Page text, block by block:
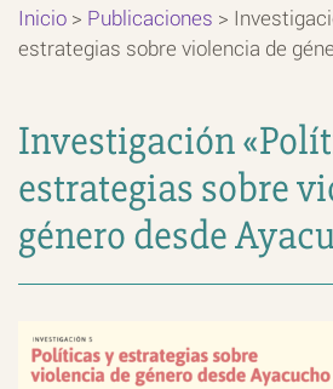
Inicio > Publicaciones >
estrategias sobre violencia de
Investigación
estrategias sobre
género desde